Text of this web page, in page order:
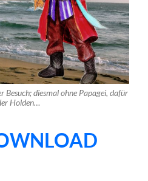
Besuch; diesmal ohne Papagei, dafür
Holden…